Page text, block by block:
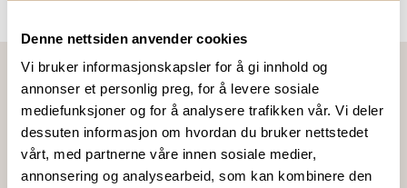
Denne nettsiden anvender cookies
Vi bruker informasjonskapsler for å gi innhold og
annonser et personlig preg, for å levere sosiale
mediefunksjoner og for å analysere trafikken vår. Vi deler
dessuten informasjon om hvordan du bruker nettstedet
vårt, med partnerne våre innen sosiale medier,
annonsering og analysearbeid, som kan kombinere den
VIL DU VITE MER OM VÅRE PRODUKTER?
Ta kontakt med en av våre medarbeidere, eller send en e-
post tilortomedic@ortomedic.no